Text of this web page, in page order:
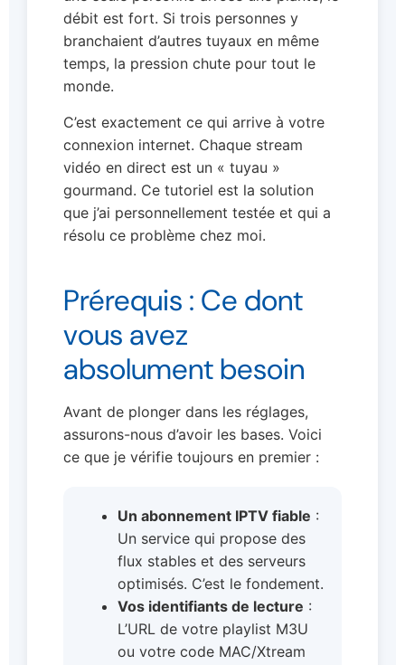
débit est fort. Si trois personnes y
branchaient d’autres tuyaux en même
temps, la pression chute pour tout le
monde.
C’est exactement ce qui arrive à votre
connexion internet. Chaque stream
vidéo en direct est un « tuyau »
gourmand. Ce tutoriel est la solution
que j’ai personnellement testée et qui a
résolu ce problème chez moi.
Prérequis : Ce dont
vous avez
absolument besoin
Avant de plonger dans les réglages,
assurons-nous d’avoir les bases. Voici
ce que je vérifie toujours en premier :
Un abonnement IPTV fiable :
Un service qui propose des
flux stables et des serveurs
optimisés. C’est le fondement.
Vos identifiants de lecture :
L’URL de votre playlist M3U
ou votre code MAC/Xtream